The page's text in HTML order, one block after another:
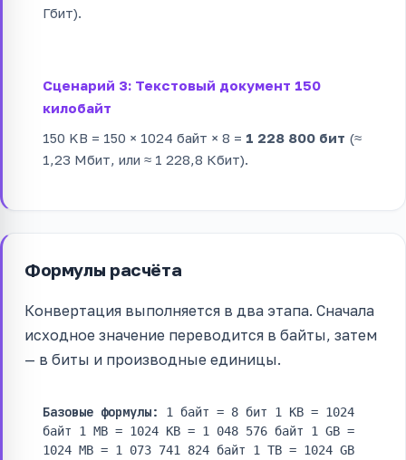
Гбит).
Сценарий 3: Текстовый документ 150
килобайт
150 KB = 150 × 1024 байт × 8 = 1 228 800 бит (≈
1,23 Мбит, или ≈ 1 228,8 Кбит).
Формулы расчёта
Конвертация выполняется в два этапа. Сначала
исходное значение переводится в байты, затем
— в биты и производные единицы.
Базовые формулы: 1 байт = 8 бит
1 KB = 1024
байт
1 MB = 1024 KB = 1 048 576 байт
1 GB =
1024 MB = 1 073 741 824 байт
1 TB = 1024 GB